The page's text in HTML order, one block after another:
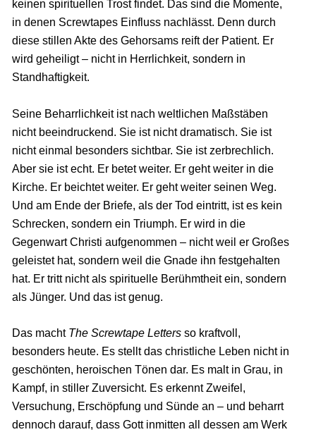
keinen spirituellen Trost findet. Das sind die Momente,
in denen Screwtapes Einfluss nachlässt. Denn durch
diese stillen Akte des Gehorsams reift der Patient. Er
wird geheiligt – nicht in Herrlichkeit, sondern in
Standhaftigkeit.
Seine Beharrlichkeit ist nach weltlichen Maßstäben
nicht beeindruckend. Sie ist nicht dramatisch. Sie ist
nicht einmal besonders sichtbar. Sie ist zerbrechlich.
Aber sie ist echt. Er betet weiter. Er geht weiter in die
Kirche. Er beichtet weiter. Er geht weiter seinen Weg.
Und am Ende der Briefe, als der Tod eintritt, ist es kein
Schrecken, sondern ein Triumph. Er wird in die
Gegenwart Christi aufgenommen – nicht weil er Großes
geleistet hat, sondern weil die Gnade ihn festgehalten
hat. Er tritt nicht als spirituelle Berühmtheit ein, sondern
als Jünger. Und das ist genug.
Das macht The Screwtape Lettersso kraftvoll,
besonders heute. Es stellt das christliche Leben nicht in
geschönten, heroischen Tönen dar. Es malt in Grau, in
Kampf, in stiller Zuversicht. Es erkennt Zweifel,
Versuchung, Erschöpfung und Sünde an – und beharrt
dennoch darauf, dass Gott inmitten all dessen am Werk